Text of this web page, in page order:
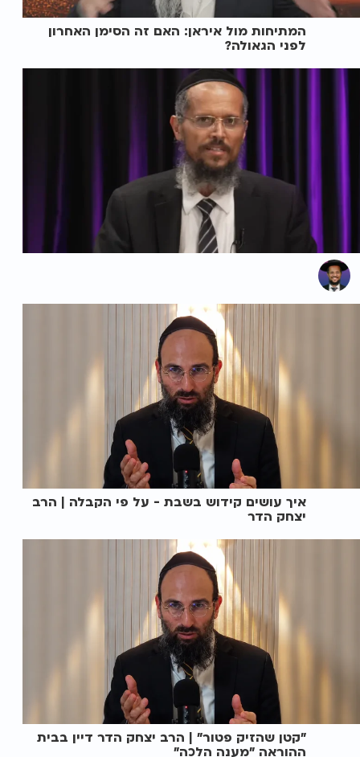
המתיחות מול איראן: האם זה הסימן האחרון
לפני הגאולה?
איך עושים קידוש בשבת - על פי הקבלה | הרב
יצחק הדר
"קטן שהזיק פטור" | הרב יצחק הדר דיין בבית
ההוראה "מענה הלכה"